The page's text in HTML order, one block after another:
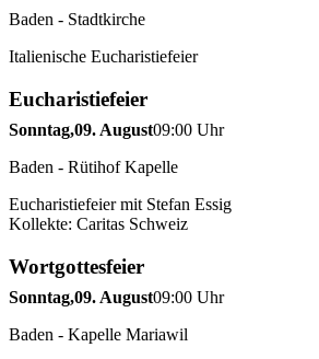
Baden - Stadtkirche
Italienische Eucharistiefeier
Eucharistiefeier
Sonntag,09. August09:00 Uhr
Baden - Rütihof Kapelle
Eucharistiefeier mit Stefan Essig
Kollekte: Caritas Schweiz
Wortgottesfeier
Sonntag,09. August09:00 Uhr
Baden - Kapelle Mariawil